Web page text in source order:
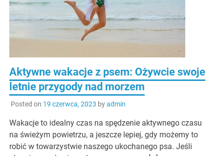
Aktywne wakacje z psem: Ożywcie swoje
letnie przygody nad morzem
Posted on 19 czerwca, 2023 byadmin
Wakacje to idealny czas na spędzenie aktywnego czasu
na świeżym powietrzu, a jeszcze lepiej, gdy możemy to
robić w towarzystwie naszego ukochanego psa. Jeśli